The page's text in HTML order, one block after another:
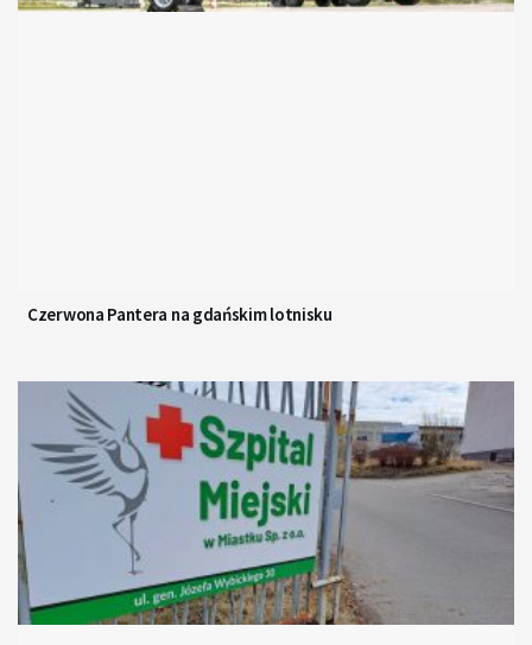
Czerwona Pantera na gdańskim lotnisku